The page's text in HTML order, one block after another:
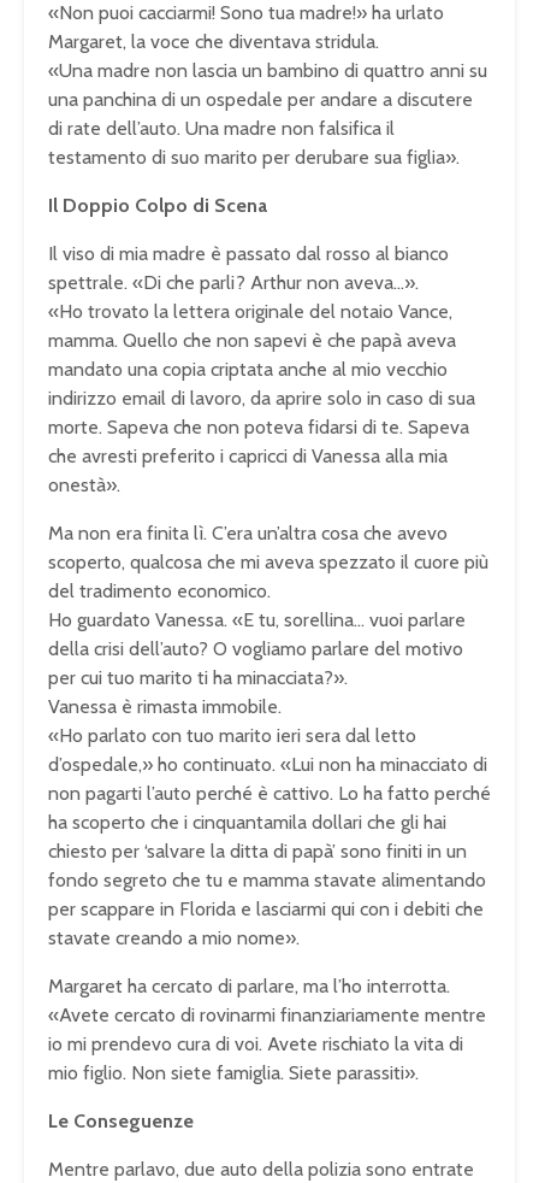
«Non puoi cacciarmi! Sono tua madre!» ha urlato
Margaret, la voce che diventava stridula.
«Una madre non lascia un bambino di quattro anni su
una panchina di un ospedale per andare a discutere
di rate dell’auto. Una madre non falsifica il
testamento di suo marito per derubare sua figlia».
Il Doppio Colpo di Scena
Il viso di mia madre è passato dal rosso al bianco
spettrale. «Di che parli? Arthur non aveva…».
«Ho trovato la lettera originale del notaio Vance,
mamma. Quello che non sapevi è che papà aveva
mandato una copia criptata anche al mio vecchio
indirizzo email di lavoro, da aprire solo in caso di sua
morte. Sapeva che non poteva fidarsi di te. Sapeva
che avresti preferito i capricci di Vanessa alla mia
onestà».
Ma non era finita lì. C’era un’altra cosa che avevo
scoperto, qualcosa che mi aveva spezzato il cuore più
del tradimento economico.
Ho guardato Vanessa. «E tu, sorellina… vuoi parlare
della crisi dell’auto? O vogliamo parlare del motivo
per cui tuo marito ti ha minacciata?».
Vanessa è rimasta immobile.
«Ho parlato con tuo marito ieri sera dal letto
d’ospedale,» ho continuato. «Lui non ha minacciato di
non pagarti l’auto perché è cattivo. Lo ha fatto perché
ha scoperto che i cinquantamila dollari che gli hai
chiesto per ‘salvare la ditta di papà’ sono finiti in un
fondo segreto che tu e mamma stavate alimentando
per scappare in Florida e lasciarmi qui con i debiti che
stavate creando a mio nome».
Margaret ha cercato di parlare, ma l’ho interrotta.
«Avete cercato di rovinarmi finanziariamente mentre
io mi prendevo cura di voi. Avete rischiato la vita di
mio figlio. Non siete famiglia. Siete parassiti».
Le Conseguenze
Mentre parlavo, due auto della polizia sono entrate